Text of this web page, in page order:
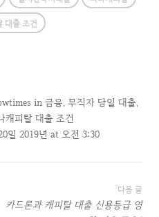
대출 조건
in 금융, 무직자 당일 대출,
캐피탈 대출 조건
일 2019년 at 오전 3:30
다음 글
카드론과 캐피탈 대출 신용등급 영